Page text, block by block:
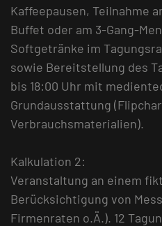
Kaffeepausen, Teilnahme
Buffet oder am 3-Gang-
Softgetränke im
sowie Bereitstellung des
bis 18:00 Uhr mit
Grundausstattung
Verbrauchsmaterialien).
Kalkulation 2:
Veranstaltung an einem
Berücksichtigung von
Firmenraten o.Ä.). 12